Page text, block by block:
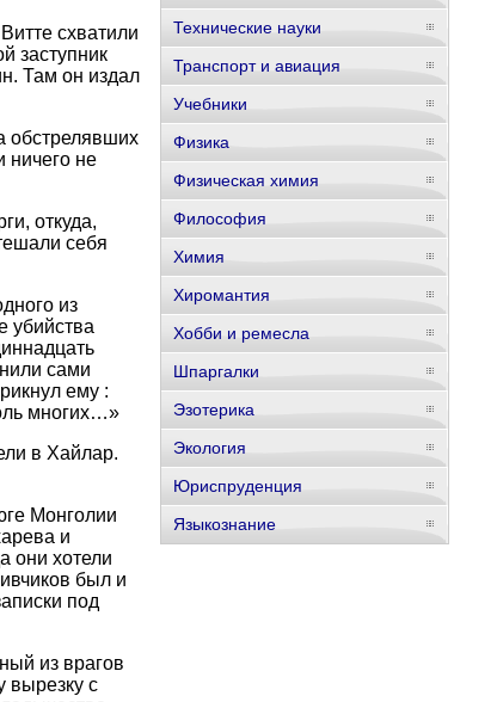
схватили
заступник
Там он издал
обстрелявших
ничего не
откуда,
себя
из
убийства
сами
ему :
многих…»
в Хайлар.
Монголии
и
они хотели
был и
под
из врагов
вырезку с
Технические науки
Транспорт и авиация
Учебники
Физика
Физическая химия
Философия
Химия
Хиромантия
Хобби и ремесла
Шпаргалки
Эзотерика
Экология
Юриспруденция
Языкознание